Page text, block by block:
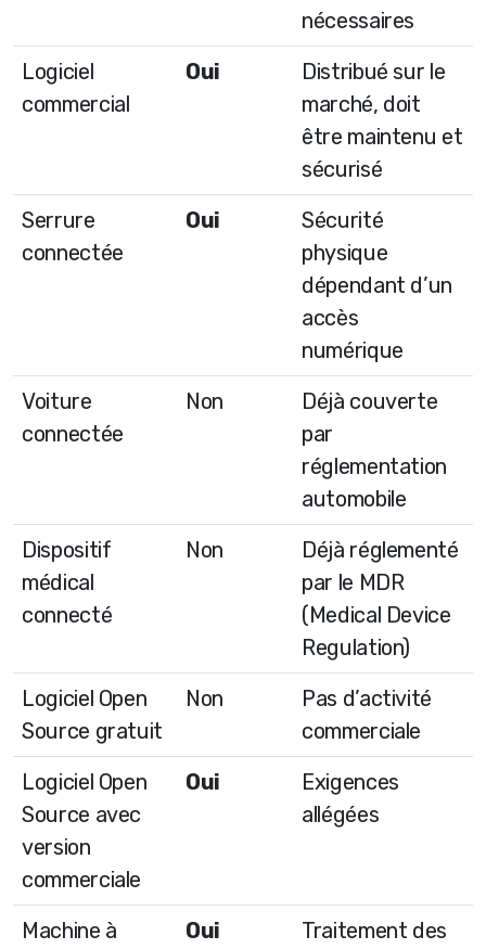
nécessaires
Logiciel
commercial
Oui
Distribué sur le
marché, doit
être maintenu et
sécurisé
Serrure
connectée
Oui
Sécurité
physique
dépendant d’un
accès
numérique
Voiture
connectée
Non
Déjà couverte
par
réglementation
automobile
Dispositif
médical
connecté
Non
Déjà réglementé
par le MDR
(Medical Device
Regulation)
Logiciel Open
Source gratuit
Non
Pas d’activité
commerciale
Logiciel Open
Source avec
version
commerciale
Oui
Exigences
allégées
Machine à
Oui
Traitement des